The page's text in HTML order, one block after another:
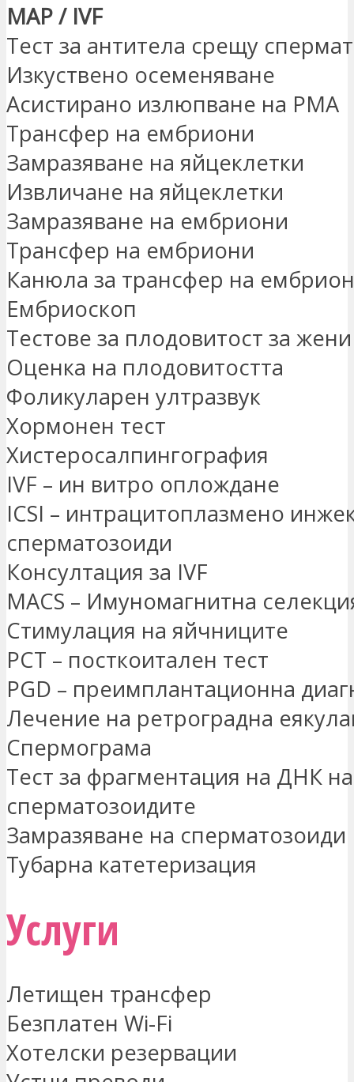
MAP / IVF
Тест за антитела срещу
Изкуствено осеменяване
Асистирано излюпване на PMA
Трансфер на ембриони
Замразяване на яйцеклетки
Извличане на яйцеклетки
Замразяване на ембриони
Трансфер на ембриони
Канюла за трансфер на
Ембриоскоп
Тестове за плодовитост за жени
Оценка на плодовитостта
Фоликуларен ултразвук
Хормонен тест
Хистеросалпингография
IVF – ин витро оплождане
ICSI – интрацитоплазмено
сперматозоиди
Консултация за IVF
MACS – Имуномагнитна
Стимулация на яйчниците
PCT – посткоитален тест
PGD – преимплантационна
Лечение на ретроградна
Спермограма
Тест за фрагментация на ДНК на
сперматозоидите
Замразяване на сперматозоиди
Тубарна катетеризация
Услуги
Летищен трансфер
Безплатен Wi-Fi
Хотелски резервации